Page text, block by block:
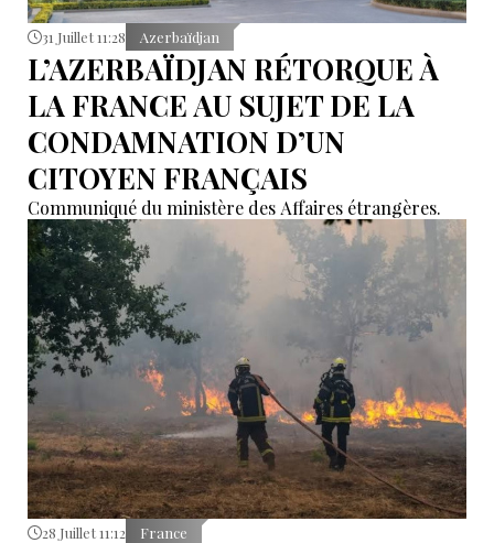
31 Juillet 11:28 Azerbaïdjan
L’AZERBAÏDJAN RÉTORQUE À
LA FRANCE AU SUJET DE LA
CONDAMNATION D’UN
CITOYEN FRANÇAIS
Communiqué du ministère des Affaires étrangères.
28 Juillet 11:12 France